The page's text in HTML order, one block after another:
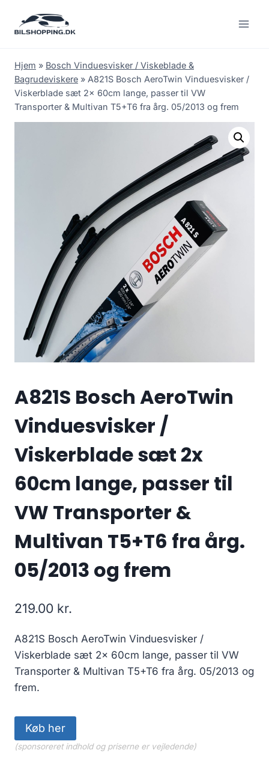
Hjem » Bosch Vinduesvisker / Viskeblade &
Bagrudeviskere » A821S Bosch AeroTwin Vinduesvisker /
Viskerblade sæt 2x 60cm lange, passer til VW
Transporter & Multivan T5+T6 fra årg. 05/2013 og frem
A821S Bosch AeroTwin
Vinduesvisker /
Viskerblade sæt 2x
60cm lange, passer til
VW Transporter &
Multivan T5+T6 fra årg.
05/2013 og frem
219.00 kr.
A821S Bosch AeroTwin Vinduesvisker /
Viskerblade sæt 2x 60cm lange, passer til VW
Transporter & Multivan T5+T6 fra årg. 05/2013 og
frem.
Køb her
(sponsoreret indhold og priserne er vejledende)